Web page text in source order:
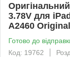
3.78V для
A2460
Готово до
Код: 19762